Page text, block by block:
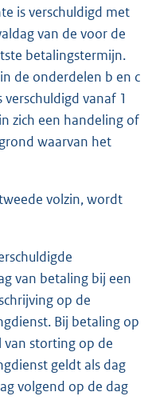
is verschuldigd met
van de voor de
betalingstermijn.
de onderdelen b en c
vanaf 1
zich een handeling of
waarvan het
volzin, wordt
van betaling bij een
op de
Bij betaling op
storting op de
geldt als dag
volgend op de dag